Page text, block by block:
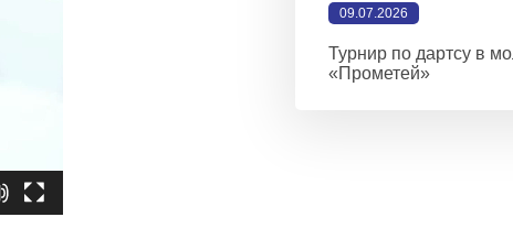
09.07.2026
Турнир по дартсу в
«Прометей»